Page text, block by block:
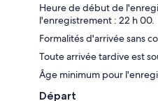
Heure de début de
l'enregistrement : 22 h 00.
Formalités d'arrivée sans
Toute arrivée tardive est
Âge minimum pour
Départ